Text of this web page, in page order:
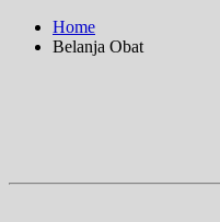
Home
Belanja Obat